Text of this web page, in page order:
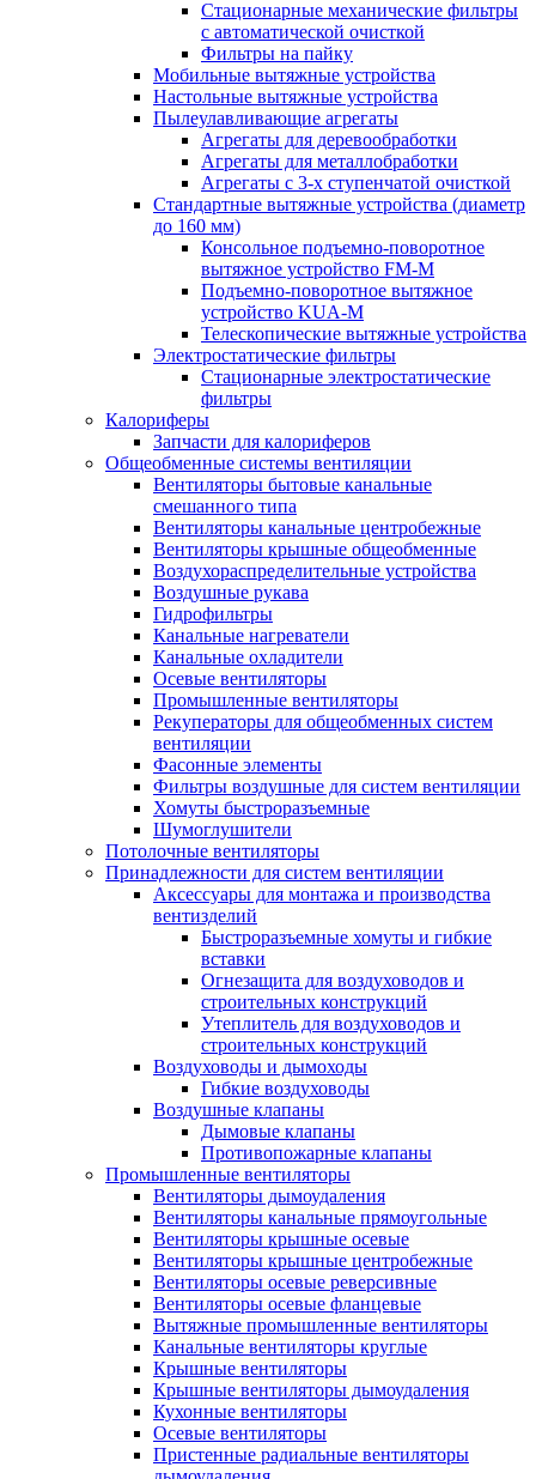
Стационарные механические фильтры
с автоматической очисткой
Фильтры на пайку
Мобильные вытяжные устройства
Настольные вытяжные устройства
Пылеулавливающие агрегаты
Агрегаты для деревообработки
Агрегаты для металлобработки
Агрегаты с 3-х ступенчатой очисткой
Стандартные вытяжные устройства (диаметр
до 160 мм)
Консольное подъемно-поворотное
вытяжное устройство FM-M
Подъемно-поворотное вытяжное
устройство KUA-M
Телескопические вытяжные устройства
Электростатические фильтры
Стационарные электростатические
фильтры
Калориферы
Запчасти для калориферов
Общеобменные системы вентиляции
Вентиляторы бытовые канальные
смешанного типа
Вентиляторы канальные центробежные
Вентиляторы крышные общеобменные
Воздухораспределительные устройства
Воздушные рукава
Гидрофильтры
Канальные нагреватели
Канальные охладители
Осевые вентиляторы
Промышленные вентиляторы
Рекуператоры для общеобменных систем
вентиляции
Фасонные элементы
Фильтры воздушные для систем вентиляции
Хомуты быстроразъемные
Шумоглушители
Потолочные вентиляторы
Принадлежности для систем вентиляции
Аксессуары для монтажа и производства
вентизделий
Быстроразъемные хомуты и гибкие
вставки
Огнезащита для воздуховодов и
строительных конструкций
Утеплитель для воздуховодов и
строительных конструкций
Воздуховоды и дымоходы
Гибкие воздуховоды
Воздушные клапаны
Дымовые клапаны
Противопожарные клапаны
Промышленные вентиляторы
Вентиляторы дымоудаления
Вентиляторы канальные прямоугольные
Вентиляторы крышные осевые
Вентиляторы крышные центробежные
Вентиляторы осевые реверсивные
Вентиляторы осевые фланцевые
Вытяжные промышленные вентиляторы
Канальные вентиляторы круглые
Крышные вентиляторы
Крышные вентиляторы дымоудаления
Кухонные вентиляторы
Осевые вентиляторы
Пристенные радиальные вентиляторы